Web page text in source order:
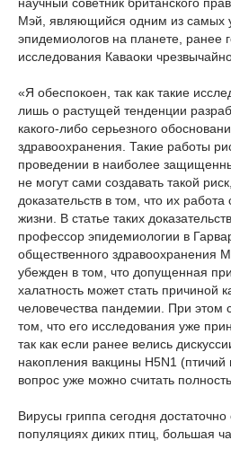
Мэй, являющийся одним из самых
эпидемиологов на планете, ранее
исследования Каваоки
«Я обеспокоен, так как такие
лишь о растущей тенденции
какого-либо серьезного
здравоохранения. Такие работы
проведении в наиболее
не могут сами создавать такой
доказательств в том, что их работа
жизни. В статье таких
профессор эпидемиологии в
общественного здравоохранения
убежден в том, что допущенная
халатность может стать причиной
человечества пандемии. При этом
том, что его исследования уже
так как если ранее велись
накопления вакцины H5N1 (птичий
вопрос уже можно считать
Вирусы гриппа сегодня
популяциях диких птиц, большая